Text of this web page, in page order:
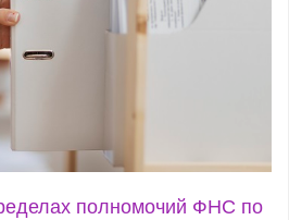
полномочий ФНС по